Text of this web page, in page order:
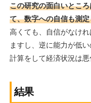
この研究の面白いとこ
て、数字への自信も測
高くても、自信がなけ
ますし、逆に能力が低
計算をして経済状況は悪
結果